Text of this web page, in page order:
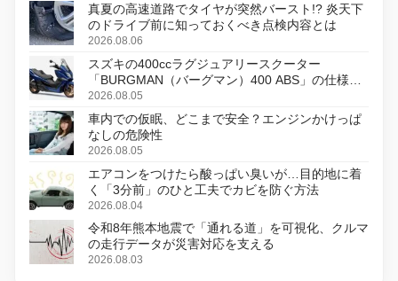
真夏の高速道路でタイヤが突然バースト!? 炎天下
のドライブ前に知っておくべき点検内容とは
2026.08.06
スズキの400ccラグジュアリースクーター
「BURGMAN（バーグマン）400 ABS」の仕様を
変更し、8月18日に発売
2026.08.05
車内での仮眠、どこまで安全？エンジンかけっぱ
なしの危険性
2026.08.05
エアコンをつけたら酸っぱい臭いが…目的地に着
く「3分前」のひと工夫でカビを防ぐ方法
2026.08.04
令和8年熊本地震で「通れる道」を可視化、クルマ
の走行データが災害対応を支える
2026.08.03